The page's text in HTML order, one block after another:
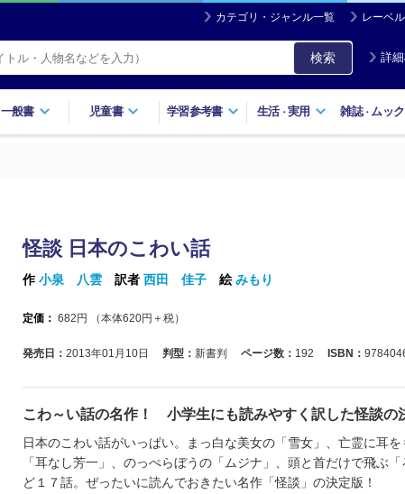
カテゴリ・ジャンル一覧 レーベ
検索 詳
一般書 児童書 学習参考書 生活・実用 雑誌・ ムック
怪談 日本のこわい話
作小泉 八雲 訳者 西田 佳子 絵みもり
定価： 682 円 （本体620円＋税）
発売日： 2013年01月10日 判型： 新書判 ページ数： 192 ISBN：
こわ～い話の名作！ 小学生にも読みやすく訳した怪談の
日本のこわい話がいっぱい。まっ白な美女の「雪女」、亡霊に耳
「耳なし芳一」、のっぺらぼうの「ムジナ」、頭と首だけで飛ぶ
ど１７話。ぜったいに読んでおきたい名作「怪談」の決定版！